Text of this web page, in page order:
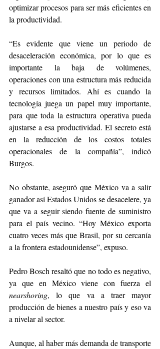
optimizar procesos para ser más eficientes en
la productividad.
“Es evidente que viene un periodo de
desaceleración económica, por lo que es
importante la baja de volúmenes,
operaciones con una estructura más reducida
y recursos limitados. Ahí es cuando la
tecnología juega un papel muy importante,
para que toda la estructura operativa pueda
ajustarse a esa productividad. El secreto está
en la reducción de los costos totales
operacionales de la compañía”, indicó
Burgos.
No obstante, aseguró que México va a salir
ganador así Estados Unidos se desacelere, ya
que va a seguir siendo fuente de suministro
para el país vecino. “Hoy México exporta
cuatro veces más que Brasil, por su cercanía
a la frontera estadounidense”, expuso.
Pedro Bosch resaltó que no todo es negativo,
nearshoring, lo que va a traer mayor
producción de bienes a nuestro país y eso va
a nivelar al sector.
Aunque, al haber más demanda de transporte